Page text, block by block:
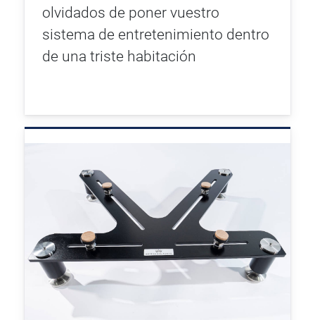
olvidados de poner vuestro
sistema de entretenimiento dentro
de una triste habitación